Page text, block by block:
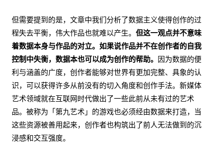
但需要提到的是，文章中我们分析了数据主义使得创作的过
程失去平衡，伟大作品也就难以产生。 但这一观点并不意味
着数据本身与作品的对立。如果说作品并不在创作者的自我
控制中失衡，数据本也可以成为创作的帮助。 因为数据的便
利与涵盖的广度，创作者能够对世界有更加完整、具象的认
识，可以获得许多从前没有的切入角度和创作手法。新媒体
艺术领域就在互联网时代做出了一些此前从未有过的艺术
品。被称为「第九艺术」的游戏也必须经由数据来打造，当
这些资源被善用起来，创作者也构筑出了前人无法做到的沉
浸感和交互强度。